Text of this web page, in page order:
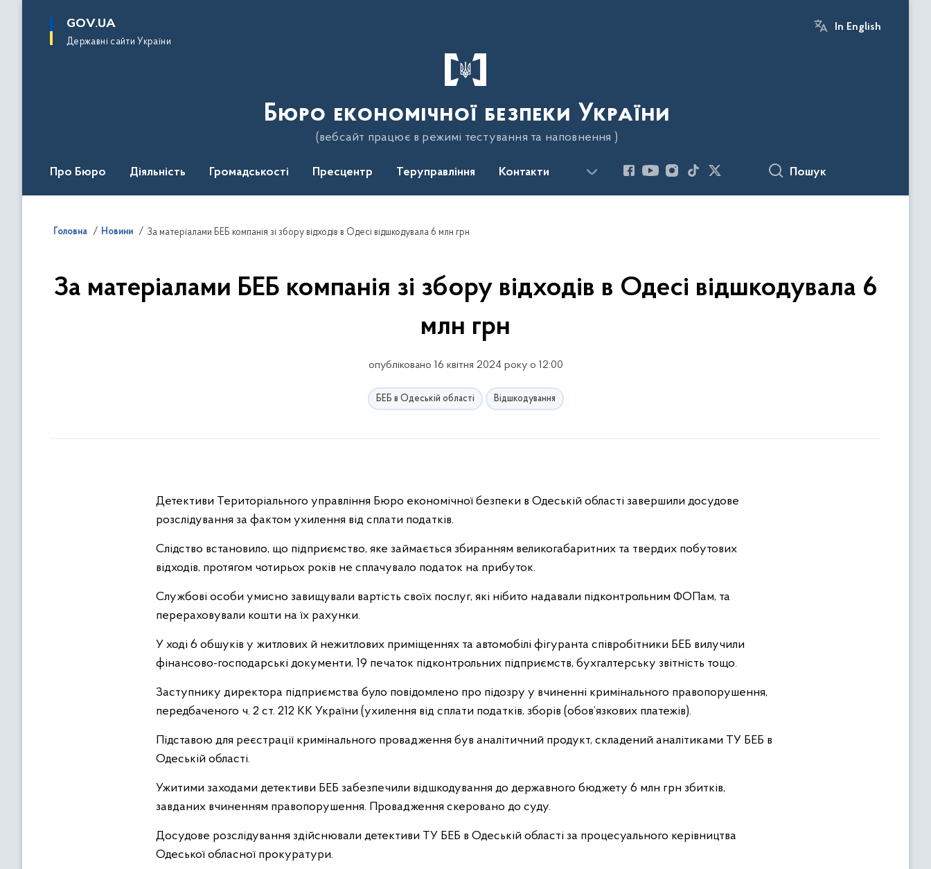
основного
GOV.UA
Державні сайти України
In English
Бюро економічної безпеки України
(вебсайт працює в режимі тестування та наповнення )
Про Бюро Діяльність Громадськості Пресцентр Теруправління Контакти Пошук
Головна Новини За матеріалами БЕБ компанія зі збору відходів в Одесі відшкодувала 6 млн грн
За матеріалами БЕБ компанія зі збору відходів в Одесі відшкодувала 6
млн грн
опубліковано 16 квітня 2024 року о 12:00
БЕБ в Одеській області Відшкодування
Детективи Територіального управління Бюро економічної безпеки в Одеській області завершили досудове
розслідування за фактом ухилення від сплати податків.
Слідство встановило, що підприємство, яке займається збиранням великогабаритних та твердих побутових
відходів, протягом чотирьох років не сплачувало податок на прибуток.
Службові особи умисно завищували вартість своїх послуг, які нібито надавали підконтрольним ФОПам, та
перераховували кошти на їх рахунки.
У ході 6 обшуків у житлових й нежитлових приміщеннях та автомобілі фігуранта співробітники БЕБ вилучили
фінансово-господарські документи, 19 печаток підконтрольних підприємств, бухгалтерську звітність тощо.
Заступнику директора підприємства було повідомлено про підозру у вчиненні кримінального правопорушення,
передбаченого ч. 2 ст. 212 КК України (ухилення від сплати податків, зборів (обов’язкових платежів).
Підставою для реєстрації кримінального провадження був аналітичний продукт, складений аналітиками ТУ БЕБ в
Одеській області.
Ужитими заходами детективи БЕБ забезпечили відшкодування до державного бюджету 6 млн грн збитків,
завданих вчиненням правопорушення. Провадження скеровано до суду.
Досудове розслідування здійснювали детективи ТУ БЕБ в Одеській області за процесуального керівництва
Одеської обласної прокуратури.